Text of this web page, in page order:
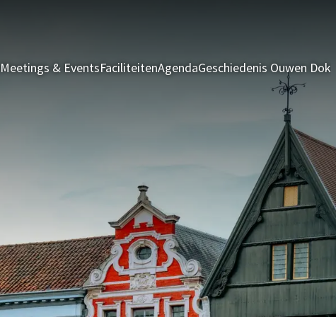
Meetings & EventsFaciliteitenAgendaGeschiedenis Ouwen Dok